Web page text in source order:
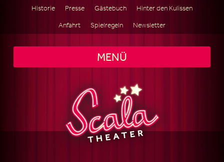
Historie Presse Gästebuch
Hinter den Kulissen
Anfahrt
Spielregeln Newsletter
MENÜ